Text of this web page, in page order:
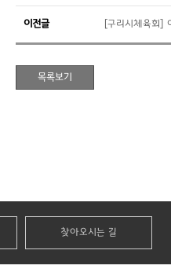
이전글 [구리시체육회]
찾아오시는 길